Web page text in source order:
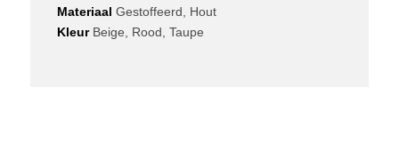
Materiaal Gestoffeerd, Hout
KleurBeige, Rood, Taupe